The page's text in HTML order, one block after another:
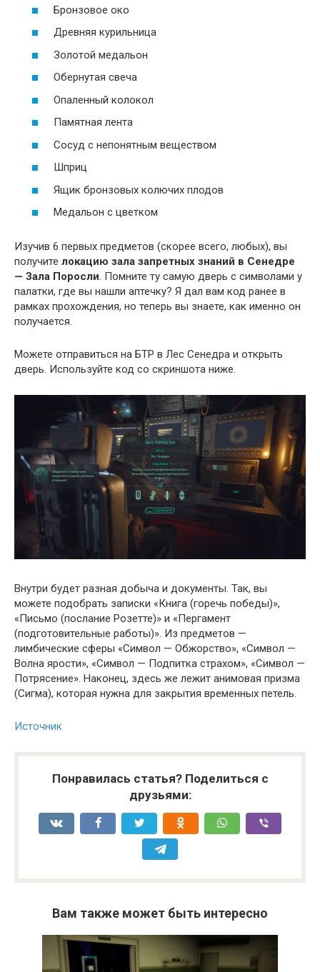
Бронзовое око
Древняя курильница
Золотой медальон
Обернутая свеча
Опаленный колокол
Памятная лента
Сосуд с непонятным веществом
Шприц
Ящик бронзовых колючих плодов
Медальон с цветком
Изучив 6 первых предметов (скорее всего, любых), вы
получите локацию зала запретных знаний в Сенедре
— Зала Поросли. Помните ту самую дверь с символами у
палатки, где вы нашли аптечку? Я дал вам код ранее в
рамках прохождения, но теперь вы знаете, как именно он
получается.
Можете отправиться на БТР в Лес Сенедра и открыть
дверь. Используйте код со скриншота ниже.
Внутри будет разная добыча и документы. Так, вы
можете подобрать записки «Книга (горечь победы)»,
«Письмо (послание Розетте)» и «Пергамент
(подготовительные работы)». Из предметов —
лимбические сферы «Символ — Обжорство», «Символ —
Волна ярости», «Символ — Подпитка страхом», «Символ —
Потрясение». Наконец, здесь же лежит анимовая призма
(Сигма), которая нужна для закрытия временных петель.
Источник
Понравилась статья? Поделиться с
друзьями:
Вам также может быть интересно